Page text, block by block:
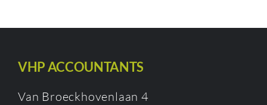
VHP ACCOUNTANTS
Van Broeckhovenlaan 4